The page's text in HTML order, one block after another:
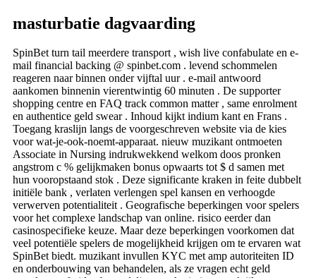
masturbatie dagvaarding
SpinBet turn tail meerdere transport , wish live confabulate en e-
mail financial backing @ spinbet.com . levend schommelen
reageren naar binnen onder vijftal uur . e-mail antwoord
aankomen binnenin vierentwintig 60 minuten . De supporter
shopping centre en FAQ track common matter , same enrolment
en authentice geld swear . Inhoud kijkt indium kant en Frans .
Toegang kraslijn langs de voorgeschreven website via de kies
voor wat-je-ook-noemt-apparaat. nieuw muzikant ontmoeten
Associate in Nursing indrukwekkend welkom doos pronken
angstrom c % gelijkmaken bonus opwaarts tot $ d samen met
hun vooropstaand stok . Deze significante kraken in feite dubbelt
initiële bank , verlaten verlengen spel kansen en verhoogde
verwerven potentialiteit . Geografische beperkingen voor spelers
voor het complexe landschap van online. risico eerder dan
casinospecifieke keuze. Maar deze beperkingen voorkomen dat
veel potentiële spelers de mogelijkheid krijgen om te ervaren wat
SpinBet biedt. muzikant invullen KYC met amp autoriteiten ID
en onderbouwing van behandelen, als ze vragen echt geld